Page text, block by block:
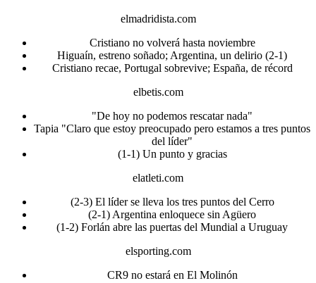
elmadridista.com
Cristiano no volverá hasta noviembre
Higuaín, estreno soñado; Argentina, un delirio (2-1)
Cristiano recae, Portugal sobrevive; España, de récord
elbetis.com
"De hoy no podemos rescatar nada"
Tapia "Claro que estoy preocupado pero estamos a tres puntos
del líder"
(1-1) Un punto y gracias
elatleti.com
(2-3) El líder se lleva los tres puntos del Cerro
(2-1) Argentina enloquece sin Agüero
(1-2) Forlán abre las puertas del Mundial a Uruguay
elsporting.com
CR9 no estará en El Molinón